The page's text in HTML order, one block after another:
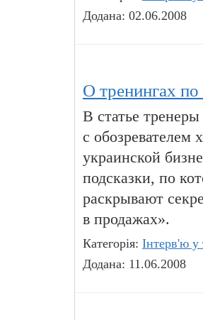
Додана: 02.06.2008
О тренингах
В статье
с обозревателем
украинской
подсказки, по
раскрывают
в продажах».
Категорія: Інтерв'ю у
Додана: 11.06.2008